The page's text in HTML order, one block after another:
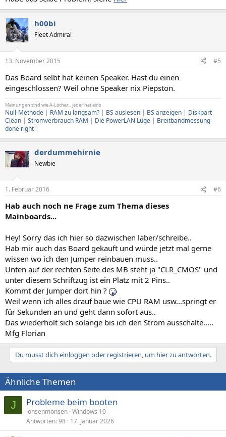
h00bi
Fleet Admiral
13. November 2015 #5
Das Board selbt hat keinen Speaker. Hast du einen
eingeschlossen? Weil ohne Speaker nix Piepston.
Meinungen sind wie A-Löcher... jeder hat eins
Null-Methode | RAM zu langsam? | BS auslesen | BS anzeigen | Diskpart
Clean | Stromverbrauch RAM | Die PowerLAN Lüge | Breitbandmessung
done right |
derdummehirnie
Newbie
1. Februar 2016 #6
Hab auch noch ne Frage zum Thema dieses
Mainboards...
Hey! Sorry das ich hier so dazwischen laber/schreibe..
Hab mir auch das Board gekauft und würde jetzt mal gerne
wissen wo ich den Jumper reinbauen muss..
Unten auf der rechten Seite des MB steht ja "CLR_CMOS" und
unter diesem Schriftzug ist ein Platz mit 2 Pins..
Kommt der Jumper dort hin ?
Weil wenn ich alles drauf baue wie CPU RAM usw...springt er
für Sekunden an und geht dann sofort aus..
Das wiederholt sich solange bis ich den Strom ausschalte.....
Mfg Florian
Du musst dich einloggen oder registrieren, um hier zu antworten.
Ähnliche Themen
J Probleme beim booten
jonsenmonsen Windows 10
Antworten 98 17. Januar 2026